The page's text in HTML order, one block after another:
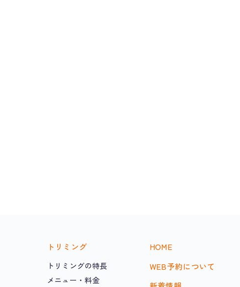
トリミング
トリミングの特長
メニュー・料金
HOME
WEB予約について